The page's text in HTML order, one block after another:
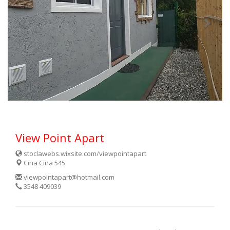
View Point Apart
stoclawebs.wixsite.com/viewpointapart
Cina Cina 545
viewpointapart@hotmail.com
3548 409039